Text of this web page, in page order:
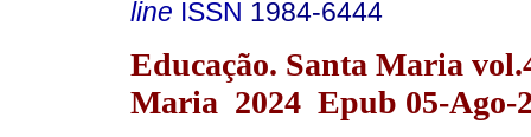
line ISSN 1984-6444
Educação. Santa Maria
Maria 2024 Epub 05-Ago-